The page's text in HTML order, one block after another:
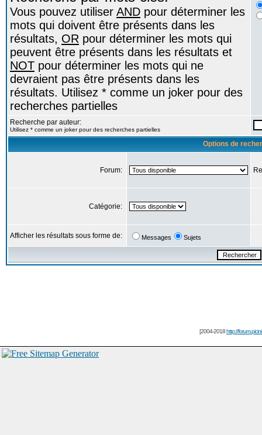
Vous pouvez utiliser AND pour déterminer les
mots qui doivent être présents dans les
résultats, OR pour déterminer les mots qui
peuvent être présents dans les résultats et
NOT pour déterminer les mots qui ne
devraient pas être présents dans les
résultats. Utilisez * comme un joker pour des
recherches partielles
Recherche par auteur:
Utilisez * comme un joker pour des recherches partielles
Options de
Forum:
Catégorie:
Afficher les résultats sous forme de: Messages Sujets
[2004-2018http://